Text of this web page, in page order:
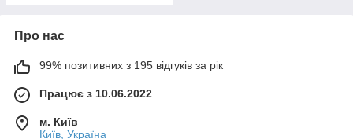
Про нас
99% позитивних з 195 відгуків за рік
Працює з 10.06.2022
м. Київ
Київ, Україна